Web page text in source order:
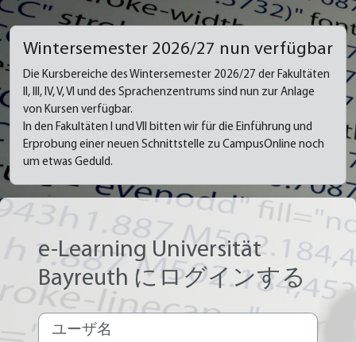
メインコンテンツへスキップする
Wintersemester 2026/27 nun verfügbar
Die Kursbereiche des Wintersemester 2026/27 der Fakultäten
II, III, IV, V, VI und des Sprachenzentrums sind nun zur Anlage
von Kursen verfügbar.
In den Fakultäten I und VII bitten wir für die Einführung und
Erprobung einer neuen Schnittstelle zu CampusOnline noch
um etwas Geduld.
e-Learning Universität
Bayreuth にログインする
ユーザ名